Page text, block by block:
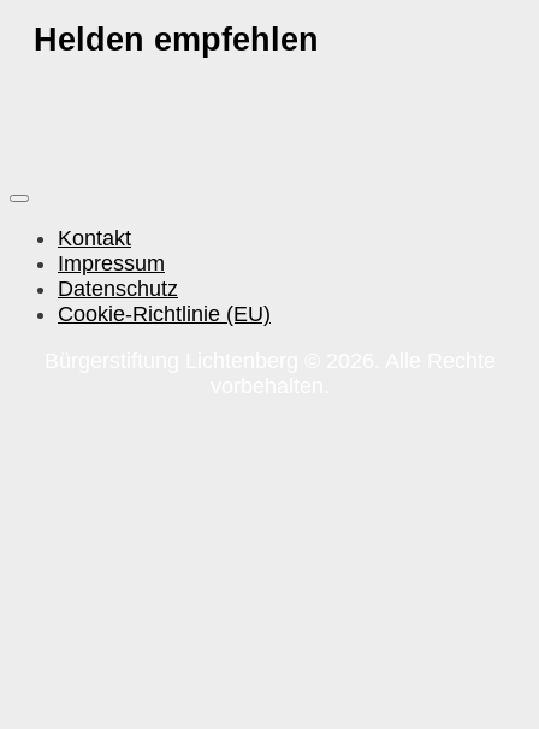
Helden empfehlen
Kontakt
Impressum
Datenschutz
Cookie-Richtlinie (EU)